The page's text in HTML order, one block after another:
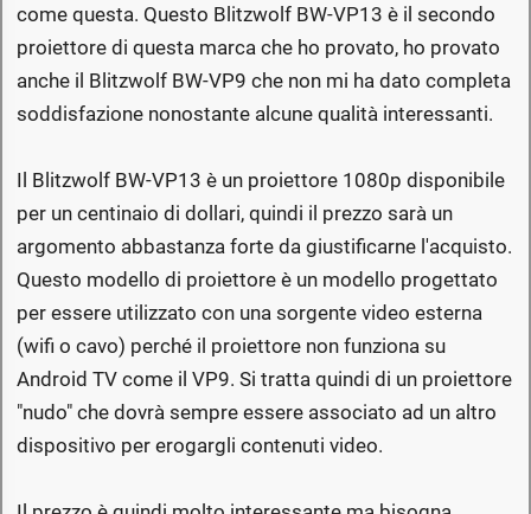
come questa. Questo Blitzwolf BW-VP13 è il secondo
proiettore di questa marca che ho provato, ho provato
anche il Blitzwolf BW-VP9 che non mi ha dato completa
soddisfazione nonostante alcune qualità interessanti.
Il Blitzwolf BW-VP13 è un proiettore 1080p disponibile
per un centinaio di dollari, quindi il prezzo sarà un
argomento abbastanza forte da giustificarne l'acquisto.
Questo modello di proiettore è un modello progettato
per essere utilizzato con una sorgente video esterna
(wifi o cavo) perché il proiettore non funziona su
Android TV come il VP9. Si tratta quindi di un proiettore
"nudo" che dovrà sempre essere associato ad un altro
dispositivo per erogargli contenuti video.